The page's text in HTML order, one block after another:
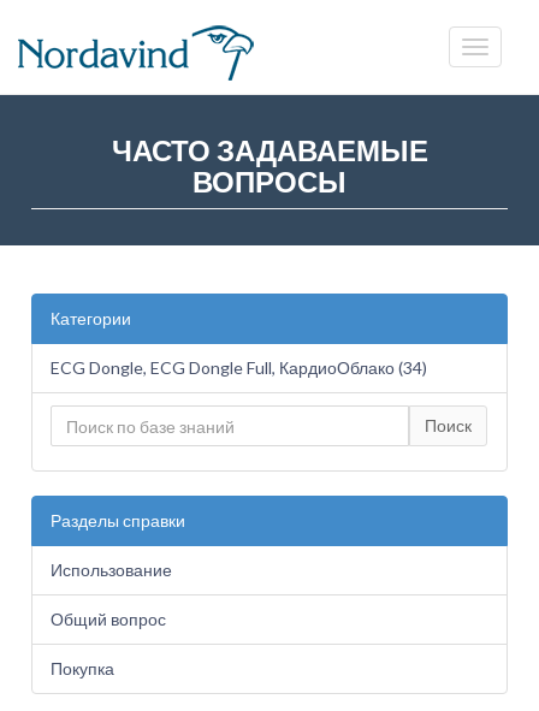
ЧАСТО ЗАДАВАЕМЫЕ
ВОПРОСЫ
Категории
ECG Dongle, ECG Dongle Full, КардиоОблако (34)
Поиск
Разделы справки
Использование
Общий вопрос
Покупка